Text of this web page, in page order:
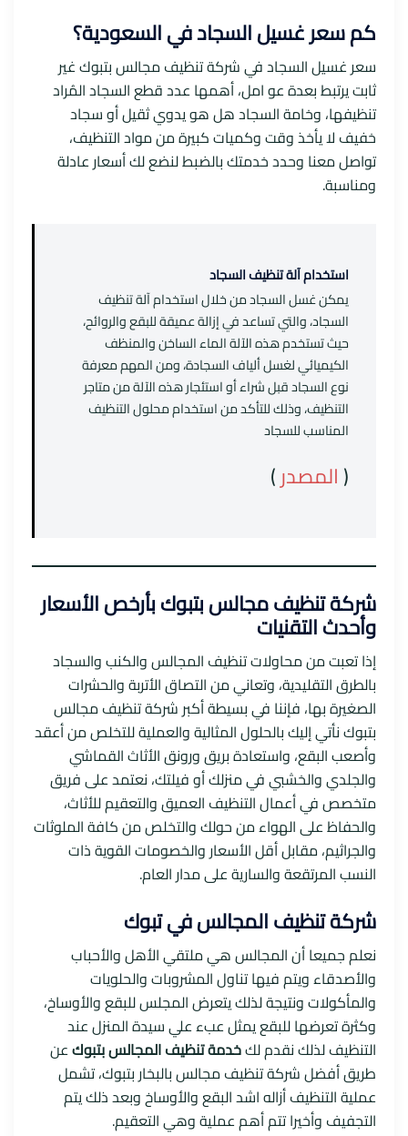
كم سعر غسيل السجاد في السعودية؟
سعر غسيل السجاد في شركة تنظيف مجالس بتبوك غير
ثابت يرتبط بعدة عو امل، أهمها عدد قطع السجاد المُراد
تنظيفها، وخامة السجاد هل هو يدوي ثقيل أو سجاد
خفيف لا يأخذ وقت وكميات كبيرة من مواد التنظيف،
تواصل معنا وحدد خدمتك بالضبط لنضع لك أسعار عادلة
ومناسبة.
استخدام آلة تنظيف السجاد
يمكن غسل السجاد من خلال استخدام آلة تنظيف
السجاد، والتي تساعد في إزالة عميقة للبقع والروائح،
حيث تستخدم هذه الآلة الماء الساخن والمنظف
الكيميائي لغسل ألياف السجادة، ومن المهم معرفة
نوع السجاد قبل شراء أو استئجار هذه الآلة من متاجر
التنظيف، وذلك للتأكد من استخدام محلول التنظيف
المناسب للسجاد
(المصدر)
شركة تنظيف مجالس بتبوك بأرخص الأسعار
وأحدث التقنيات
إذا تعبت من محاولات تنظيف المجالس والكنب والسجاد
بالطرق التقليدية، وتعاني من التصاق الأتربة والحشرات
الصغيرة بها، فإننا في بسيطة أكبر شركة تنظيف مجالس
بتبوك نأتي إليك بالحلول المثالية والعملية للتخلص من أعقد
وأصعب البقع، واستعادة بريق ورونق الأثاث القماشي
والجلدي والخشبي في منزلك أو فيلتك، نعتمد على فريق
متخصص في أعمال التنظيف العميق والتعقيم للأثاث،
والحفاظ على الهواء من حولك والتخلص من كافة الملوثات
والجراثيم، مقابل أقل الأسعار والخصومات القوية ذات
النسب المرتقعة والسارية على مدار العام.
شركة تنظيف المجالس في تبوك
نعلم جميعا أن المجالس هي ملتقي الأهل والأحباب
والأصدقاء ويتم فيها تناول المشروبات والحلويات
والمأكولات ونتيجة لذلك يتعرض المجلس للبقع والأوساخ،
وكثرة تعرضها للبقع يمثل عبء علي سيدة المنزل عند
التنظيف لذلك نقدم لكخدمة تنظيف المجالس بتبوكعن
طريق أفضل شركة تنظيف مجالس بالبخار بتبوك، تشمل
عملية التنظيف أزاله اشد البقع والأوساخ وبعد ذلك يتم
التجفيف وأخيرا تتم أهم عملية وهي التعقيم.